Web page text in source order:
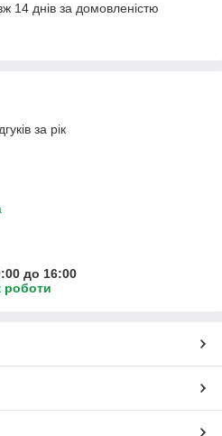
14 днів за домовленістю
за рік
до 16:00
роботи